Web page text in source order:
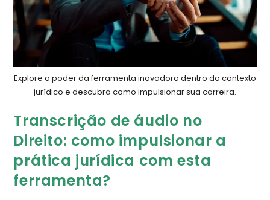
Explore o poder da ferramenta inovadora dentro do contexto
jurídico e descubra como impulsionar sua carreira.
Transcrição de áudio no
Direito: como impulsionar a
prática jurídica com esta
ferramenta?